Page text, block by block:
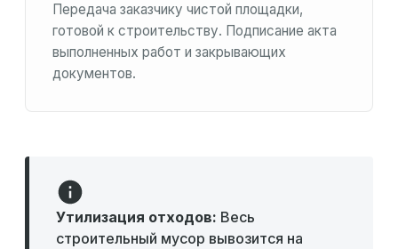
Передача заказчику чистой площадки,
готовой к строительству. Подписание акта
выполненных работ и закрывающих
документов.
Утилизация отходов: Весь
строительный мусор вывозится на